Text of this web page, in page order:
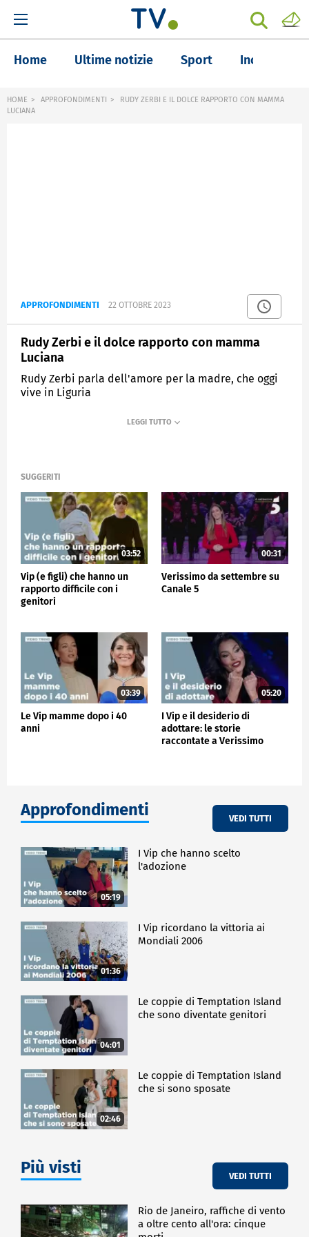
Home Ultime notizie Sport Inchieste
HOME APPROFONDIMENTI
RUDY ZERBI E IL DOLCE RAPPORTO CON MAMMA
LUCIANA
APPROFONDIMENTI 22 OTTOBRE 2023
Rudy Zerbi e il dolce rapporto con mamma
Luciana
Rudy Zerbi parla dell'amore per la madre, che oggi
vive in Liguria
VERISSIMO
SUGGERITI
03:52
Vip (e figli) che hanno un
rapporto difficile con i
genitori
00:31
Verissimo da settembre su
Canale 5
03:39
Le Vip mamme dopo i 40
anni
05:20
I Vip e il desiderio di
adottare: le storie
raccontate a Verissimo
Approfondimenti VEDI TUTTI
05:19
I Vip che hanno scelto
l'adozione
01:36
I Vip ricordano la vittoria ai
Mondiali 2006
04:01
Le coppie di Temptation Island
che sono diventate genitori
02:46
Le coppie di Temptation Island
che si sono sposate
Più visti VEDI TUTTI
Rio de Janeiro, raffiche di vento
a oltre cento all'ora: cinque